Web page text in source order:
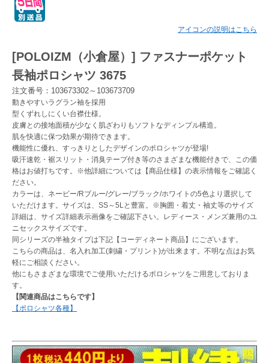
アイコンの説明はこちら
[POLOIZM（小倉屋）] ファスナーポケット
長袖ポロシャツ 3675
注文番号：103673302～103673709
動きやすいラグラン袖を採用
型くずれしにくい台襟仕様。
皮膚との接地面積が少なく肌ざわりもソフトなディンプル構造。
肌を快適に保つ効果が期待できます。
機能性に優れ、すっきりとしたデザインのポロシャツが登場!
吸汗速乾・裾スリット・消臭テープ付き等のさまざまな機能付きで、この価
格はお値打ちです。※他詳細については【商品仕様】の表示情報をご確認く
ださい。
カラーは、ネービー/Rブルー/グレー/ブラック/ホワイトの5色より選択して
いただけます。サイズは、SS～5Lと豊富。※胸囲・着丈・袖丈等のサイズ
詳細は、サイズ詳細表示画像をご確認下さい。レディース・メンズ兼用のユ
ニセックスサイズです。
同シリーズの半袖タイプは下記【コーディネート商品】にございます。
こちらの商品は、名入れ加工(刺繍・プリント)が出来ます。不明な点はお気
軽にご相談ください。
他にもさまざまな環境でご使用いただけるポロシャツをご用意しておりま
す。
【関連商品はこちらです】
【ポロシャツ各種】